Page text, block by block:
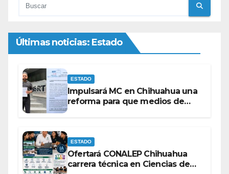
Últimas noticias: Estado
ESTADO
Impulsará MC en Chihuahua una
reforma para que medios de
ESTADO
Ofertará CONALEP Chihuahua
carrera técnica en Ciencias de